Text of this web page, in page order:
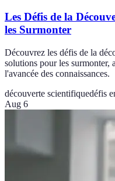
Les Défis de la
les Surmonter
Découvrez les défis de la
solutions pour les
l'avancée des connaissances.
découverte scientifiquedéfis
Aug 6